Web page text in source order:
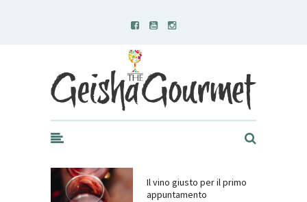
Geisha Gourmet
Il vino giusto per il primo
appuntamento